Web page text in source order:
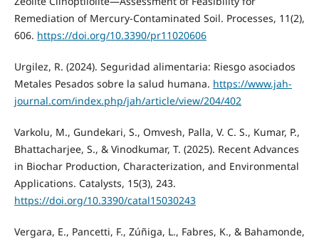
Remediation of Mercury-Contaminated Soil. Processes, 11(2),
606. https://doi.org/10.3390/pr11020606
Urgilez, R. (2024). Seguridad alimentaria: Riesgo asociados
Metales Pesados sobre la salud humana. https://www.jah-
journal.com/index.php/jah/article/view/204/402
Varkolu, M., Gundekari, S., Omvesh, Palla, V. C. S., Kumar, P.,
Bhattacharjee, S., & Vinodkumar, T. (2025). Recent Advances
in Biochar Production, Characterization, and Environmental
Applications. Catalysts, 15(3), 243.
https://doi.org/10.3390/catal15030243
Vergara, E., Pancetti, F., Zúñiga, L., Fabres, K., & Bahamonde,